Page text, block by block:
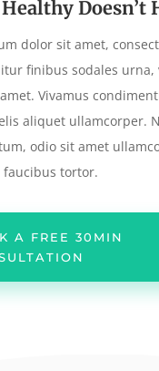
Doesn’t
dolor sit amet,
finibus sodales urna,
Vivamus
aliquet ullamcorper.
odio sit amet
tortor.
A FREE 30MIN